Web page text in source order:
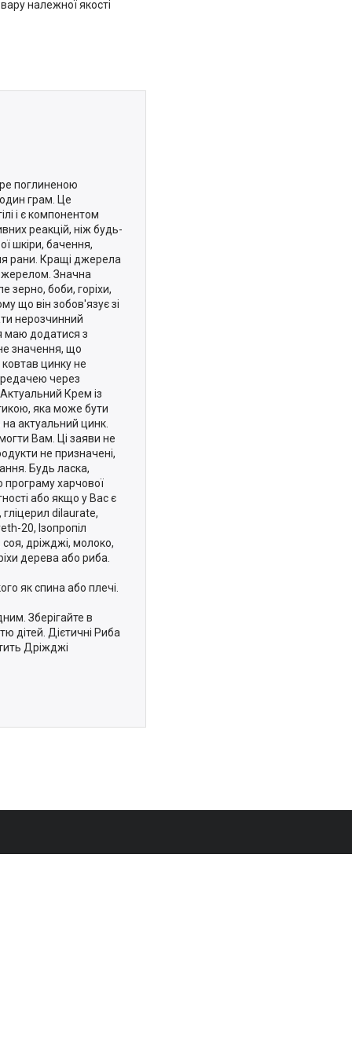
належної якості
поглиненою
грам. Це
і є компонентом
реакцій, ніж будь-
шкіри, бачення,
рани. Кращі джерела
Значна
зерно, боби, горіхи,
що він зобов'язує зі
нерозчинний
маю додатися з
значення, що
цинку не
через
Крем із
яка може бути
актуальний цинк.
Вам. Ці заяви не
не призначені,
Будь ласка,
програму харчової
або якщо у Вас є
dilaurate,
20, Ізопропіл
дріжджі, молоко,
дерева або риба.
як спина або плечі.
Зберігайте в
дітей. Дієтичні Риба
Дріжджі